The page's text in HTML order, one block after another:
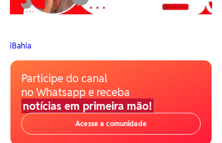
iBahia
Participe do canal
no Whatsapp e receba
notícias em primeira mão!
Acesse a comunidade